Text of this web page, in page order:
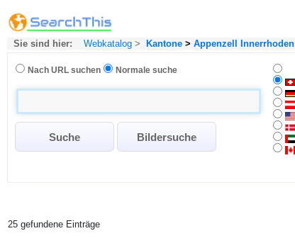
Sie sind hier: Webkatalog > Kantone > Appenzell Innerrhoden
Nach URL suchen Normale suche
25 gefundene Einträge